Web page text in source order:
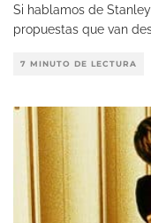
Si hablamos de
propuestas que van
7 MINUTO DE LECTURA